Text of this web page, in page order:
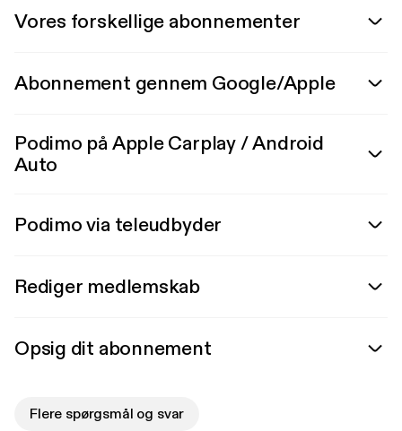
Vores forskellige abonnementer
Abonnement gennem Google/Apple
Podimo på Apple Carplay / Android
Auto
Podimo via teleudbyder
Rediger medlemskab
Opsig dit abonnement
Flere spørgsmål og svar